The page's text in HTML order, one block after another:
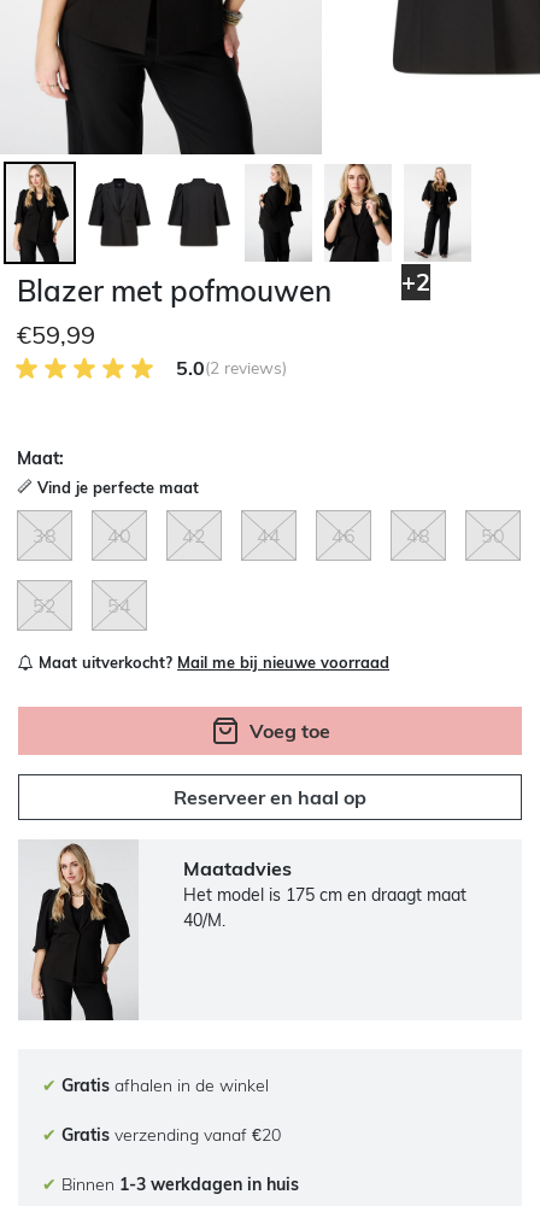
+2
Blazer met pofmouwen
€59,99
5.0 van 5 Klantenbeoordeling
5.0(2 reviews)
Maat:
Vind je perfecte maat
38 40 42 44 46 48 50
52 54
Maat uitverkocht? Mail me bij nieuwe voorraad
Voeg toe
Reserveer en haal op
Maatadvies
Het model is 175 cm en draagt maat
40/M.
✔ Gratis afhalen in de winkel
✔ Gratis verzending vanaf €20
✔ Binnen 1-3 werkdagen in huis